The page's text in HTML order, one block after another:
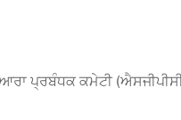
ਪ੍ਰਬੰਧਕ ਕਮੇਟੀ